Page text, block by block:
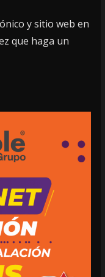
y sitio web en
que haga un